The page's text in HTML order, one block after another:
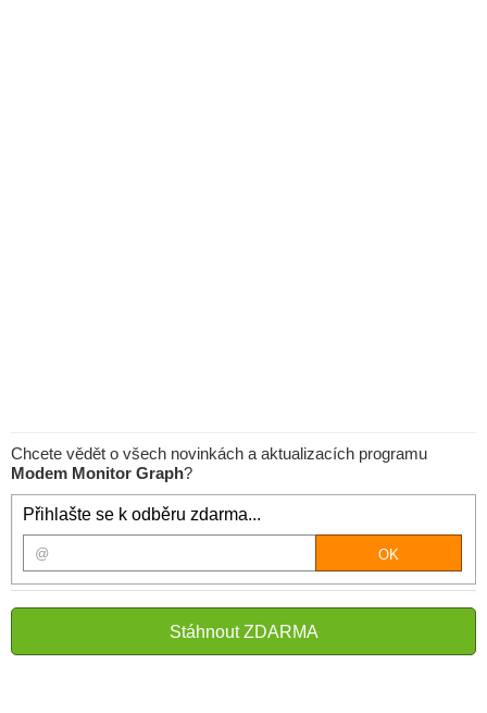
Chcete vědět o všech novinkách a aktualizacích programu
Modem Monitor Graph?
Přihlašte se k odběru zdarma...
Stáhnout ZDARMA